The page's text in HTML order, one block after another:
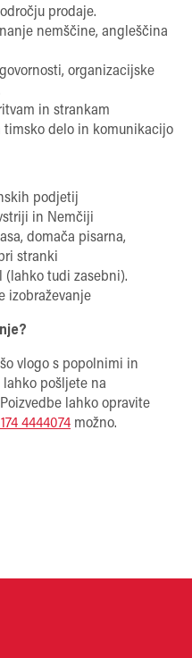
prodaje.
nemščine, angleščina
organizacijske
in strankam
timsko delo in komunikacijo
podjetij
in Nemčiji
domača pisarna,
stranki
(lahko tudi zasebni).
izobraževanje
vlogo s popolnimi in
pošljete na
lahko opravite
4444074 možno.